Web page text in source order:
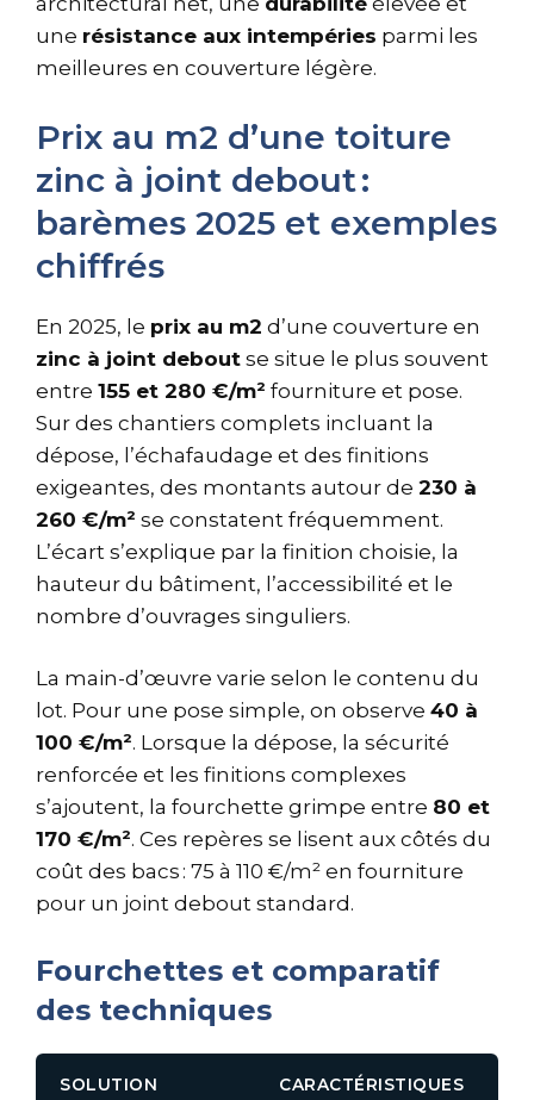
une résistance aux intempéries parmi les
meilleures en couverture légère.
Prix au m2 d’une toiture
zinc à joint debout :
barèmes 2025 et exemples
chiffrés
En 2025, le prix au m2 d’une couverture en
zinc à joint debout se situe le plus souvent
entre 155 et 280 €/m² fourniture et pose.
Sur des chantiers complets incluant la
dépose, l’échafaudage et des finitions
exigeantes, des montants autour de 230 à
260 €/m² se constatent fréquemment.
L’écart s’explique par la finition choisie, la
hauteur du bâtiment, l’accessibilité et le
nombre d’ouvrages singuliers.
La main-d’œuvre varie selon le contenu du
lot. Pour une pose simple, on observe 40 à
100 €/m². Lorsque la dépose, la sécurité
renforcée et les finitions complexes
s’ajoutent, la fourchette grimpe entre 80 et
170 €/m². Ces repères se lisent aux côtés du
coût des bacs : 75 à 110 €/m² en fourniture
pour un joint debout standard.
Fourchettes et comparatif
des techniques
SOLUTION CARACTÉRISTIQUES